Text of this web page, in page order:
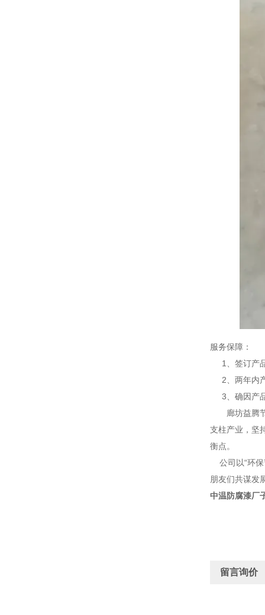
服务保障：
1、签订产
2、两年内产
3、确因产品
廊坊益腾节
支柱产业，坚
衡点。
公司以“环保
朋友们共谋发
中温防腐漆厂
留言询价